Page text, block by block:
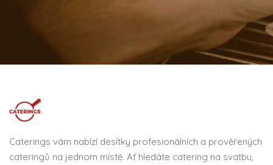
Caterings vám nabízí desítky profesionálních a prověřených
cateringů na jednom místě. Ať hledáte catering na svatbu,